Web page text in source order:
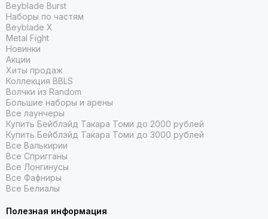
Beyblade Burst
Наборы по частям
Beyblade X
Metal Fight
Новинки
Акции
Хиты продаж
Коллекция BBLS
Волчки из Random
Большие наборы и арены
Все лаунчеры
Купить Бейблэйд Такара Томи до 2000 рублей
Купить Бейблэйд Такара Томи до 3000 рублей
Все Валькирии
Все Спригганы
Все Лонгинусы
Все Фафниры
Все Белиалы
Полезная информация